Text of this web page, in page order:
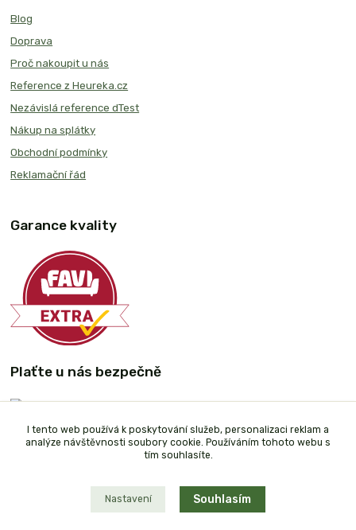
Blog
Doprava
Proč nakoupit u nás
Reference z Heureka.cz
Nezávislá reference dTest
Nákup na splátky
Obchodní podmínky
Reklamační řád
Garance kvality
Plaťte u nás bezpečně
I tento web používá k poskytování služeb, personalizaci reklam a
analýze návštěvnosti soubory cookie. Používáním tohoto webu s
tím souhlasíte.
Nastavení Souhlasím